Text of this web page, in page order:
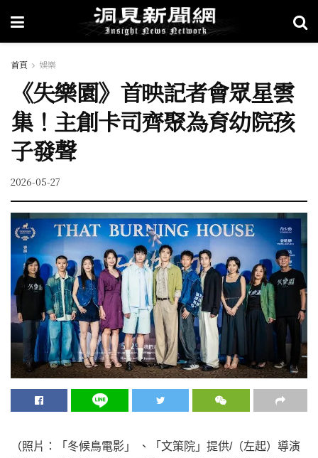
首頁 娛樂
《失樂園》首映記者會眾星雲
集！主創卡司齊聚為育幼院孩
子發聲
2026-05-27
（照片：「冬候鳥電影」 、「文策院」提供/（左起）導演